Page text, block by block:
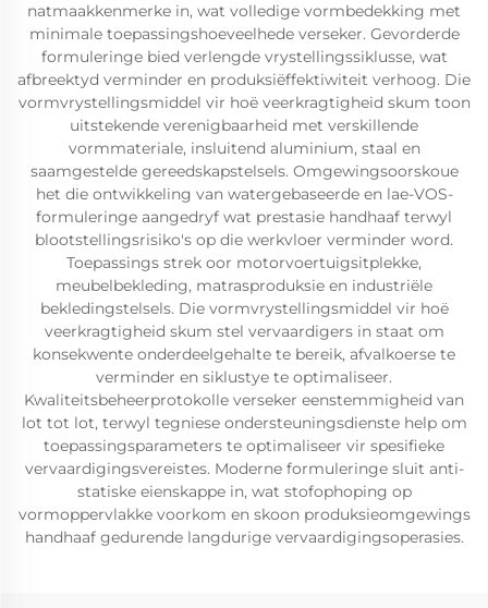
natmaakkenmerke in, wat volledige vormbedekking met
minimale toepassingshoeveelhede verseker. Gevorderde
formuleringe bied verlengde vrystellingssiklusse, wat
afbreektyd verminder en produksiëffektiwiteit verhoog. Die
vormvrystellingsmiddel vir hoë veerkragtigheid skum toon
uitstekende verenigbaarheid met verskillende
vormmateriale, insluitend aluminium, staal en
saamgestelde gereedskapstelsels. Omgewingsoorskoue
het die ontwikkeling van watergebaseerde en lae-VOS-
formuleringe aangedryf wat prestasie handhaaf terwyl
blootstellingsrisiko's op die werkvloer verminder word.
Toepassings strek oor motorvoertuigsitplekke,
meubelbekleding, matrasproduksie en industriële
bekledingstelsels. Die vormvrystellingsmiddel vir hoë
veerkragtigheid skum stel vervaardigers in staat om
konsekwente onderdeelgehalte te bereik, afvalkoerse te
verminder en siklustye te optimaliseer.
Kwaliteitsbeheerprotokolle verseker eenstemmigheid van
lot tot lot, terwyl tegniese ondersteuningsdienste help om
toepassingsparameters te optimaliseer vir spesifieke
vervaardigingsvereistes. Moderne formuleringe sluit anti-
statiske eienskappe in, wat stofophoping op
vormoppervlakke voorkom en skoon produksieomgewings
handhaaf gedurende langdurige vervaardigingsoperasies.